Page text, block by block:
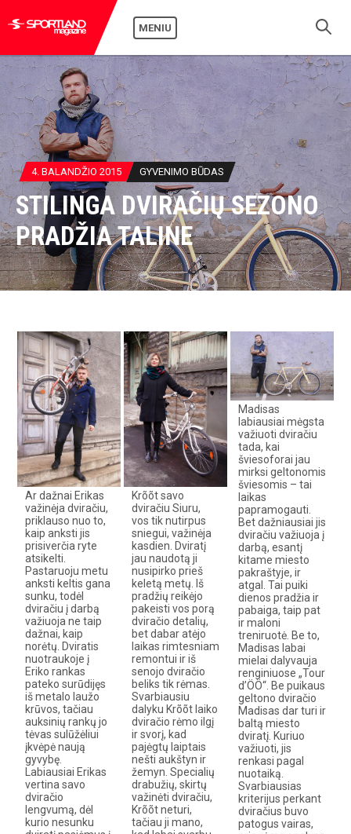
MENIU
4. BALANDŽIO 2015 GYVENIMO BŪDAS
STILINGA DVIRAČIŲ SEZONO
PRADŽIA TALINE
Ar dažnai Erikas
važinėja dviračiu,
priklauso nuo to,
kaip anksti jis
prisiverčia ryte
atsikelti.
Pastaruoju metu
anksti keltis gana
sunku, todėl
dviračiu į darbą
važiuoja ne taip
dažnai, kaip
norėtų. Dviratis
nuotraukoje į
Eriko rankas
pateko surūdijęs
iš metalo laužo
krūvos, tačiau
auksinių rankų jo
tėvas sulūžėliui
įkvėpė naują
gyvybę.
Labiausiai Erikas
vertina savo
dviračio
lengvumą, dėl
kurio nesunku
Krõõt savo
dviračiu Siuru,
vos tik nutirpus
sniegui, važinėja
kasdien. Dviratį
jau naudotą ji
nusipirko prieš
keletą metų. Iš
pradžių reikėjo
pakeisti vos porą
dviračio detalių,
bet dabar atėjo
laikas rimtesniam
remontui ir iš
senojo dviračio
beliks tik rėmas.
Svarbiausiu
dalyku Krõõt laiko
dviračio rėmo ilgį
ir svorį, kad
pajėgtų laiptais
nešti aukštyn ir
žemyn. Specialių
drabužių, skirtų
važinėti dviračiu,
Krõõt neturi,
tačiau ji mano,
Madisas
labiausiai mėgsta
važiuoti dviračiu
tada, kai
šviesoforai jau
mirksi geltonomis
šviesomis – tai
laikas
papramogauti.
Bet dažniausiai jis
dviračiu važiuoja į
darbą, esantį
kitame miesto
pakraštyje, ir
atgal. Tai puiki
dienos pradžia ir
pabaiga, taip pat
ir maloni
treniruotė. Be to,
Madisas labai
mielai dalyvauja
renginiuose „Tour
d’ÖÖ“. Be puikaus
geltono dviračio
Madisas dar turi ir
baltą miesto
dviratį. Kuriuo
važiuoti, jis
renkasi pagal
nuotaiką.
Svarbiausias
kriterijus perkant
dviračius buvo
patogus vairas,